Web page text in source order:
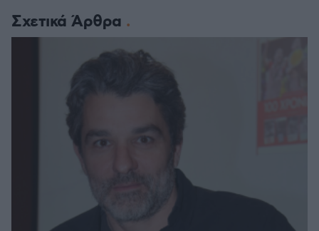
Σχετικά Άρθρα